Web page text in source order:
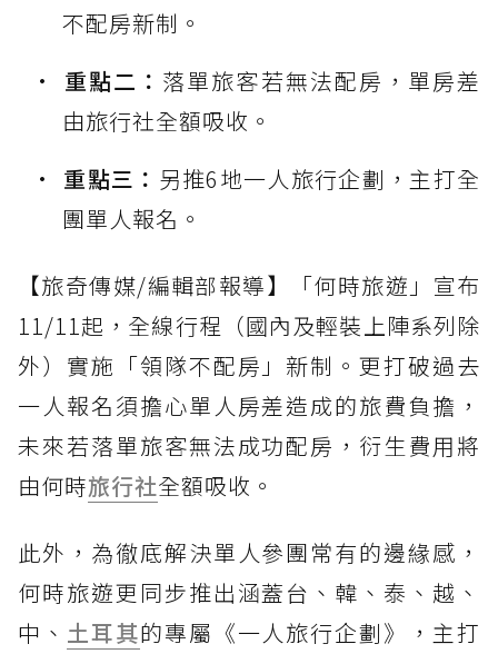
不配房新制。
重點二： 落單旅客若無法配房，單房差
由旅行社全額吸收。
重點三： 另推6地一人旅行企劃，主打全
團單人報名。
【旅奇傳媒/編輯部報導】「何時旅遊」宣布
11/11起，全線行程（國內及輕裝上陣系列除
外）實施「領隊不配房」新制。更打破過去
一人報名須擔心單人房差造成的旅費負擔，
未來若落單旅客無法成功配房，衍生費用將
由何時旅行社全額吸收。
此外，為徹底解決單人參團常有的邊緣感，
何時旅遊更同步推出涵蓋台、韓、泰、越、
中、 土耳其的專屬《一人旅行企劃》，主打